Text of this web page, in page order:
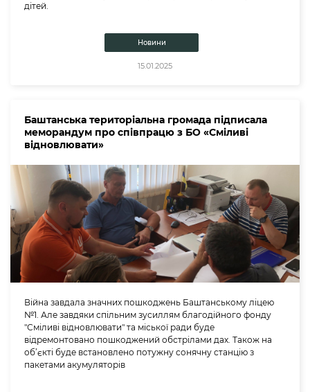
дітей.
Новини
15.01.2025
Баштанська територіальна громада підписала
меморандум про співпрацю з БО «Сміливі
відновлювати»
Війна завдала значних пошкоджень Баштанському ліцею
№1. Але завдяки спільним зусиллям благодійного фонду
"Сміливі відновлювати" та міської ради буде
відремонтовано пошкоджений обстрілами дах. Також на
об’єкті буде встановлено потужну сонячну станцію з
пакетами акумуляторів